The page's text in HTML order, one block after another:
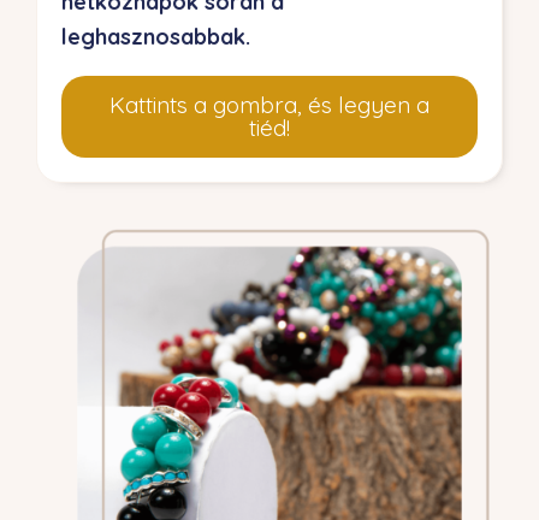
leghasznosabbak.
Kattints a gombra, és legyen a
tiéd!